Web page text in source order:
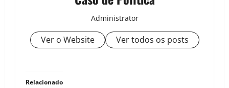
Administrator
Ver o Website Ver todos os posts
Relacionado